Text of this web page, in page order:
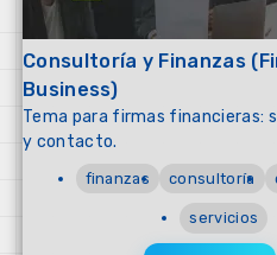
Consultoría y Finanzas
Business)
Tema para firmas financieras:
y contacto.
finanzas consultoría
servicios